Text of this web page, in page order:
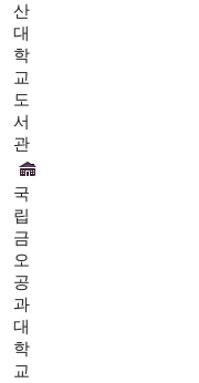
산
대
학
교
도
서
관
국
립
금
오
공
과
대
학
교